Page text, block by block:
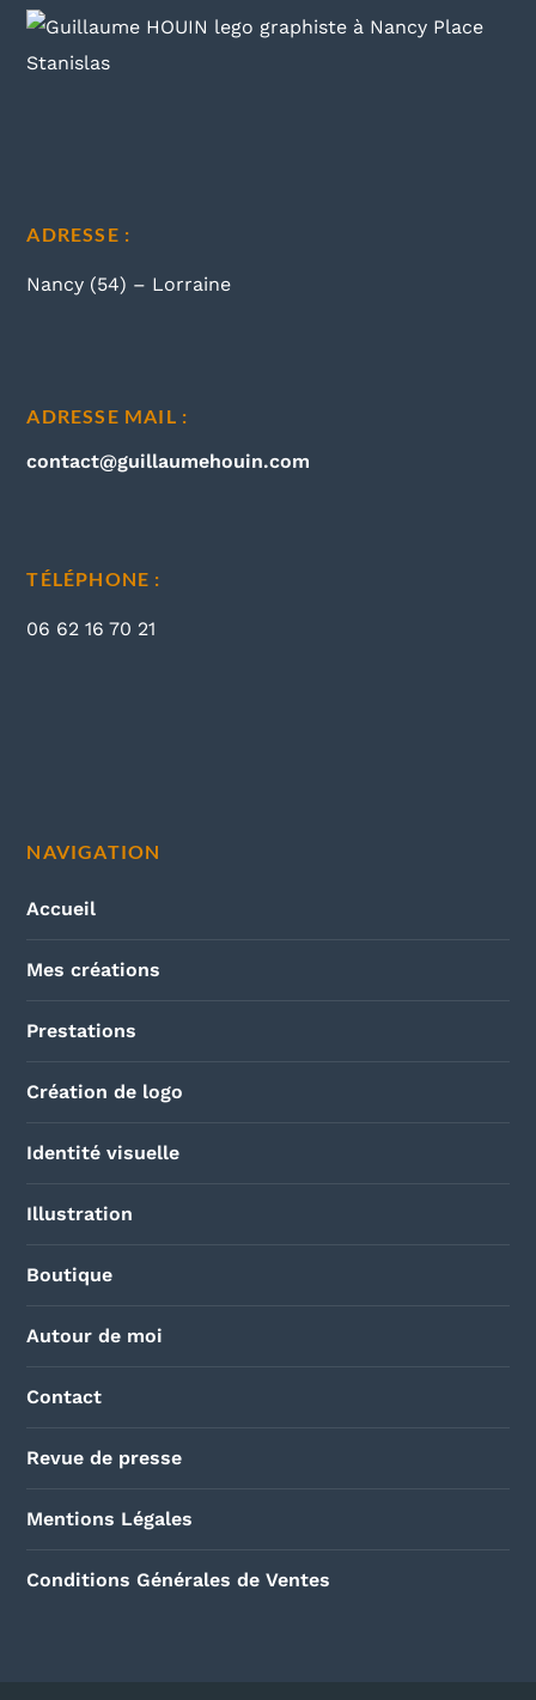
ADRESSE :
Nancy (54) – Lorraine
ADRESSE MAIL :
contact@guillaumehouin.com
TÉLÉPHONE :
06 62 16 70 21
NAVIGATION
Accueil
Mes créations
Prestations
Création de logo
Identité visuelle
Illustration
Boutique
Autour de moi
Contact
Revue de presse
Mentions Légales
Conditions Générales de Ventes